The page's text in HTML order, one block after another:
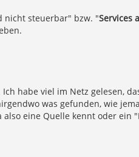
nicht steuerbar" bzw. "Services
habe viel im Netz gelesen,
was gefunden, wie
eine Quelle kennt oder ein